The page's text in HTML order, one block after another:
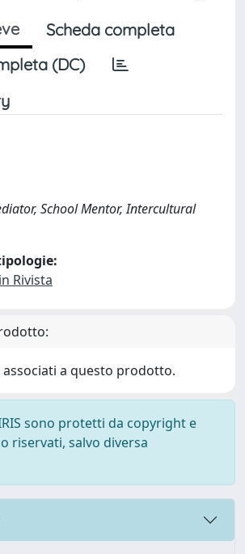
Scheda completa
(DC)
School Mentor, Intercultural
Rivista
a questo prodotto.
sono protetti da copyright e
riservati, salvo diversa